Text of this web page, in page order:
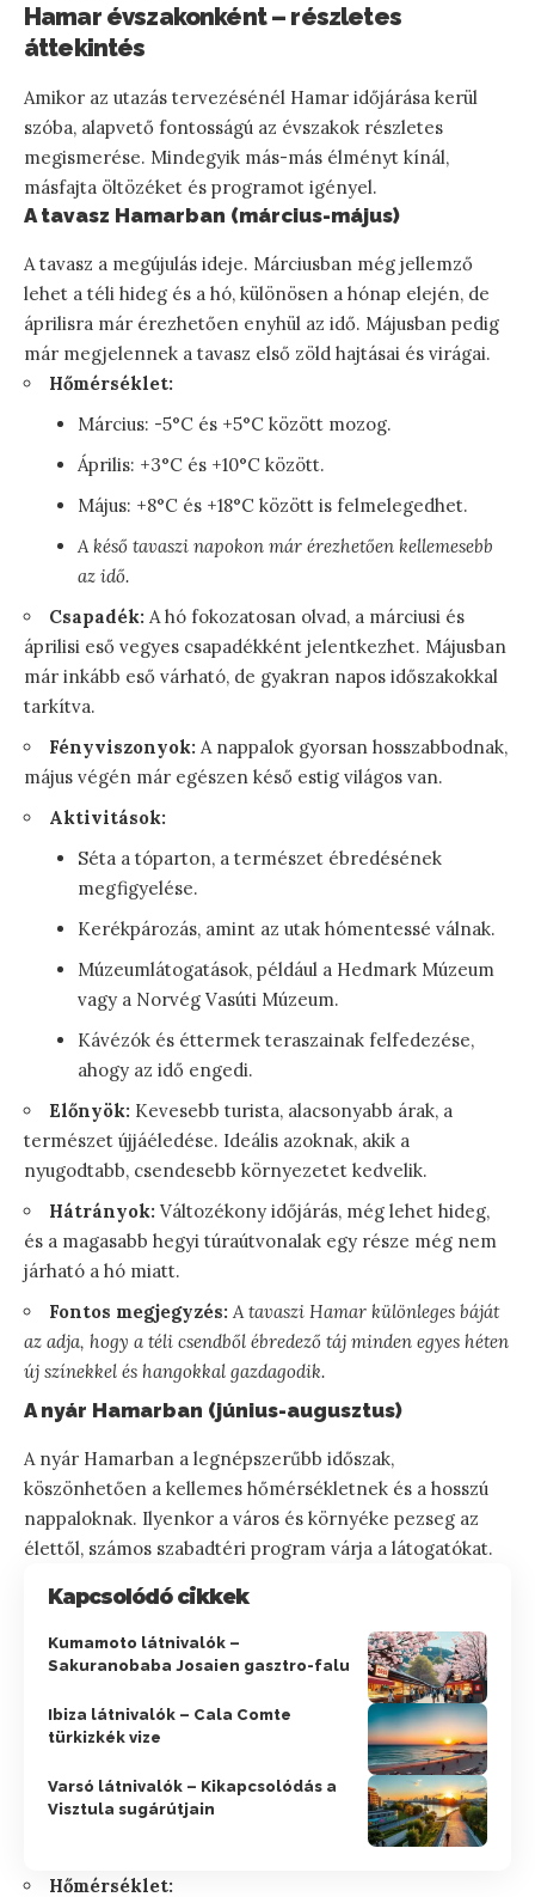
Hamar évszakonként – részletes
áttekintés
Amikor az utazás tervezésénél Hamar időjárása kerül
szóba, alapvető fontosságú az évszakok részletes
megismerése. Mindegyik más-más élményt kínál,
másfajta öltözéket és programot igényel.
A tavasz Hamarban (március-május)
A tavasz a megújulás ideje. Márciusban még jellemző
lehet a téli hideg és a hó, különösen a hónap elején, de
áprilisra már érezhetően enyhül az idő. Májusban pedig
már megjelennek a tavasz első zöld hajtásai és virágai.
Hőmérséklet:
Március: -5°C és +5°C között mozog.
Április: +3°C és +10°C között.
Május: +8°C és +18°C között is felmelegedhet.
A késő tavaszi napokon már érezhetően kellemesebb
az idő.
Csapadék: A hó fokozatosan olvad, a márciusi és
áprilisi eső vegyes csapadékként jelentkezhet. Májusban
már inkább eső várható, de gyakran napos időszakokkal
tarkítva.
Fényviszonyok: A nappalok gyorsan hosszabbodnak,
május végén már egészen késő estig világos van.
Aktivitások:
Séta a tóparton, a természet ébredésének
megfigyelése.
Kerékpározás, amint az utak hómentessé válnak.
Múzeumlátogatások, például a Hedmark Múzeum
vagy a Norvég Vasúti Múzeum.
Kávézók és éttermek teraszainak felfedezése,
ahogy az idő engedi.
Előnyök: Kevesebb turista, alacsonyabb árak, a
természet újjáéledése. Ideális azoknak, akik a
nyugodtabb, csendesebb környezetet kedvelik.
Hátrányok: Változékony időjárás, még lehet hideg,
és a magasabb hegyi túraútvonalak egy része még nem
járható a hó miatt.
Fontos megjegyzés: A tavaszi Hamar különleges báját
az adja, hogy a téli csendből ébredező táj minden egyes héten
új színekkel és hangokkal gazdagodik.
A nyár Hamarban (június-augusztus)
A nyár Hamarban a legnépszerűbb időszak,
köszönhetően a kellemes hőmérsékletnek és a hosszú
nappaloknak. Ilyenkor a város és környéke pezseg az
élettől, számos szabadtéri program várja a látogatókat.
Kapcsolódó cikkek
Kumamoto látnivalók –
Sakuranobaba Josaien gasztro-falu
Ibiza látnivalók – Cala Comte
türkizkék vize
Varsó látnivalók – Kikapcsolódás a
Visztula sugárútjain
Hőmérséklet: